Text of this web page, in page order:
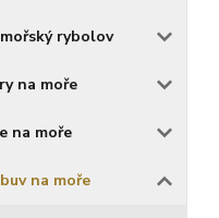
rybolov
na moře
na moře
na moře